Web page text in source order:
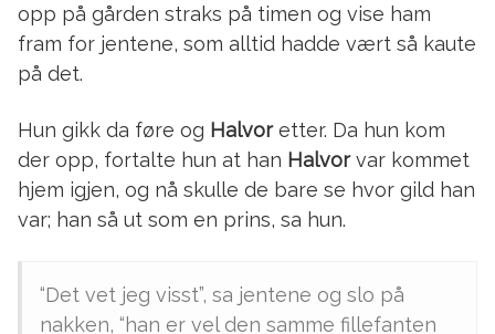
opp på gården straks på timen og vise ham
fram for jentene, som alltid hadde vært så kaute
på det.
Hun gikk da føre og Halvoretter. Da hun kom
der opp, fortalte hun at han Halvorvar kommet
hjem igjen, og nå skulle de bare se hvor gild han
var; han så ut som en prins, sa hun.
“Det vet jeg visst”, sa jentene og slo på
nakken, “han er vel den samme fillefanten